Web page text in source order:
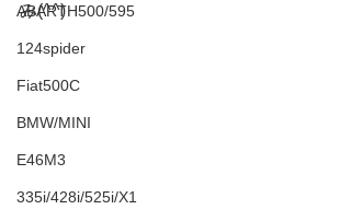
ABARTH500/595
124spider
Fiat500C
BMW/MINI
E46M3
335i/428i/525i/X1
み(^^)